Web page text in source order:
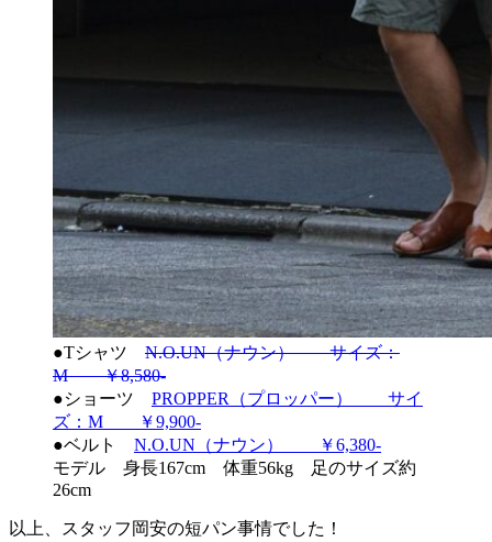
●Tシャツ N.O.UN（ナウン） サイズ：
M ￥8,580-
●ショーツ PROPPER（プロッパー） サイ
ズ：M ￥9,900-
●ベルト N.O.UN（ナウ ン）
￥6,380-
モデル 身長167cm 体重56kg 足のサイズ約
26cm
以上、スタッフ岡安の短パン事情でした！